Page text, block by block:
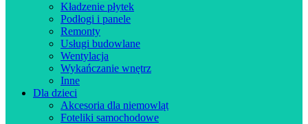
Kładzenie płytek
Podłogi i panele
Remonty
Usługi budowlane
Wentylacja
Wykańczanie wnętrz
Inne
Dla dzieci
Akcesoria dla niemowląt
Foteliki samochodowe